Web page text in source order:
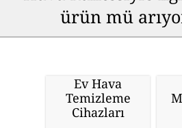
ürün mü
Ev Hava
Temizleme
Cihazları